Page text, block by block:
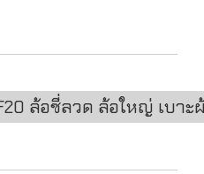
ล้อซี่ลวด ล้อใหญ่ เบา